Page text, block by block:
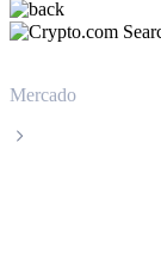
Mercado